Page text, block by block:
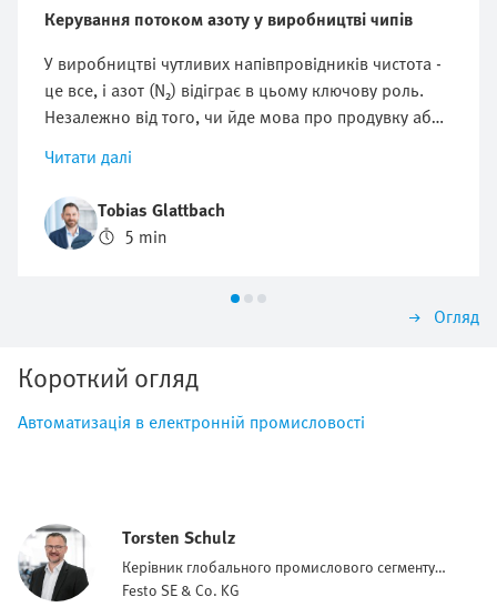
Керування потоком азоту у виробництві чипів
У виробництві чутливих напівпровідників чистота -
це все, і азот (N₂) відіграє в цьому ключову роль.
Незалежно від того, чи йде мова про продувку або
частинок та інших домішок або для захисту від
окислення, оптимізація споживання азоту має
вирішальне значення. Але як можна регулювати
цей потік ефективно, відтворювано і максимально
Читати далі
Tobias Glattbach
5 min
Огляд
Короткий огляд
Автоматизація в електронній промисловості
Torsten Schulz
Керівник глобального промислового сегменту
електроніки
Festo SE & Co. KG